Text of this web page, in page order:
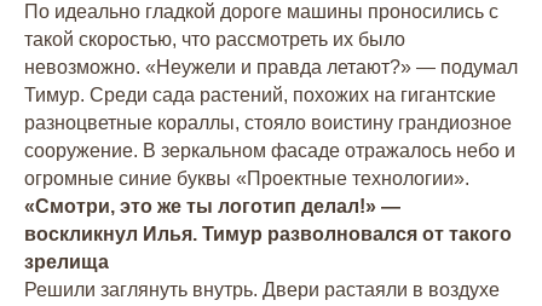
По идеально гладкой дороге машины проносились с
такой скоростью, что рассмотреть их было
невозможно. «Неужели и правда летают?» — подумал
Тимур. Среди сада растений, похожих на гигантские
разноцветные кораллы, стояло воистину грандиозное
сооружение. В зеркальном фасаде отражалось небо и
огромные синие буквы «Проектные технологии».
«Смотри, это же ты логотип делал!» —
воскликнул Илья. Тимур разволновался от такого
зрелища
Решили заглянуть внутрь. Двери растаяли в воздухе